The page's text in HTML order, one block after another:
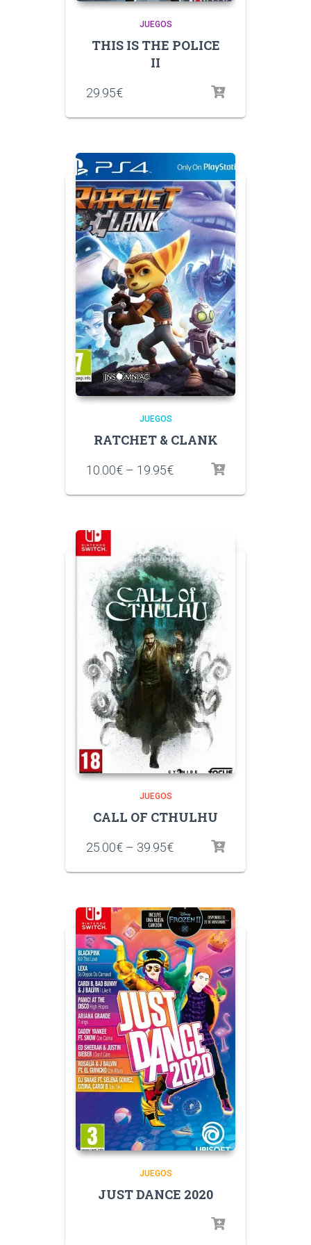
JUEGOS
THIS IS THE POLICE
II
29.95€
JUEGOS
RATCHET & CLANK
10.00€ – 19.95€
JUEGOS
CALL OF CTHULHU
25.00€ – 39.95€
JUEGOS
JUST DANCE 2020